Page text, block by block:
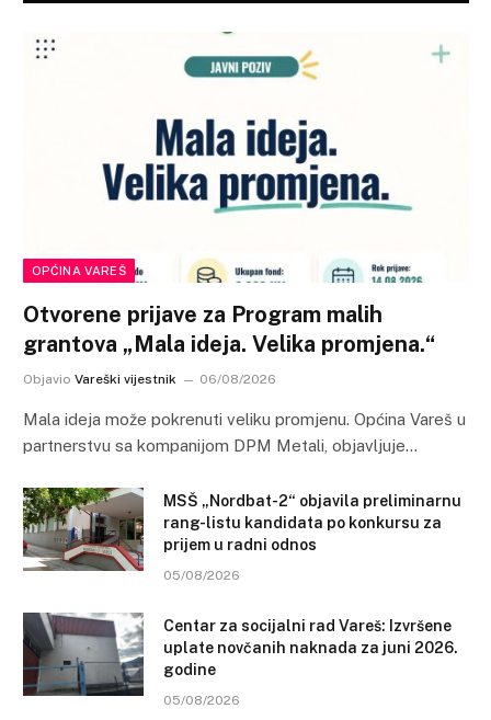
OPĆINA VAREŠ
Otvorene prijave za Program malih
grantova „Mala ideja. Velika promjena.“
Objavio Vareški vijestnik 06/08/2026
Mala ideja može pokrenuti veliku promjenu. Općina Vareš u
partnerstvu sa kompanijom DPM Metali, objavljuje…
MSŠ „Nordbat-2“ objavila preliminarnu
rang-listu kandidata po konkursu za
prijem u radni odnos
05/08/2026
Centar za socijalni rad Vareš: Izvršene
uplate novčanih naknada za juni 2026.
godine
05/08/2026